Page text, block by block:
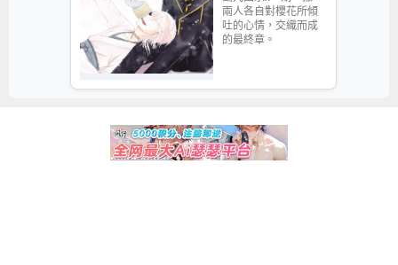
兩人各自對櫻花所傾
吐的心情，交織而成
的最終章。